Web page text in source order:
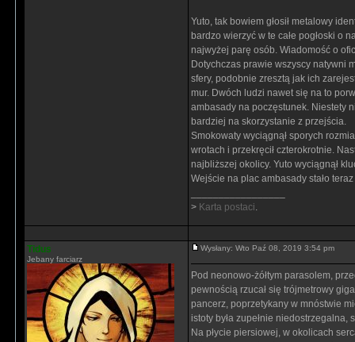
Yuto, tak bowiem głosił metalowy
bardzo wierzyć w te całe pogłoski o
najwyżej parę osób. Wiadomość o
Dotychczas prawie wszyscy natywni
sfery, podobnie zresztą jak ich
mur. Dwóch ludzi nawet się na to
ambasady na poczęstunek. Niestety
bardziej na skorzystanie z przejścia.
Smokowaty wyciągnął sporych
wrotach i przekręcił czterokrotnie.
najbliższej okolicy. Yuto wyciągnął
Wejście na plac ambasady stało
> Karta postaci.
Tidus
Jebany farciarz
Wysłany: Wto Paź 08, 2019 3:54 pm
Pod neonowo-żółtym parasolem,
pewnością rzucał się trójmetrowy
pancerz, poprzetykany w mnóstwie
istoty była zupełnie niedostrzegalna,
Na płycie piersiowej, w okolicach